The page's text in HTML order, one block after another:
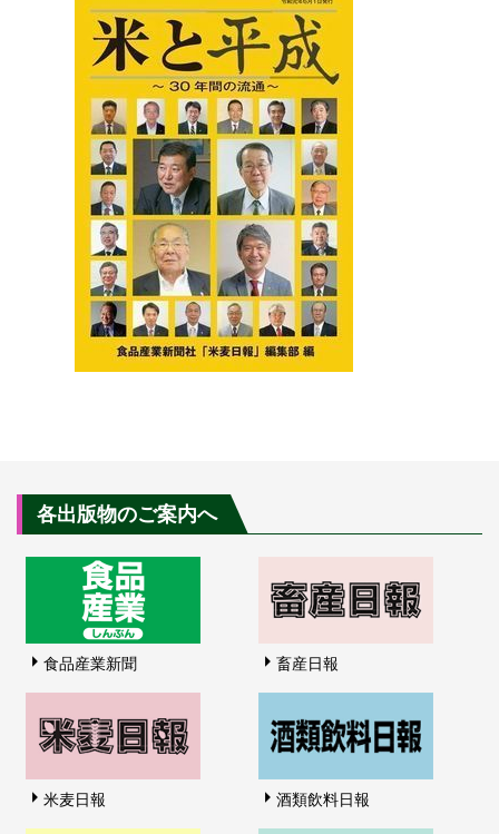
各出版物のご案内へ
食品産業新聞 畜産日報
米麦日報 酒類飲料日報